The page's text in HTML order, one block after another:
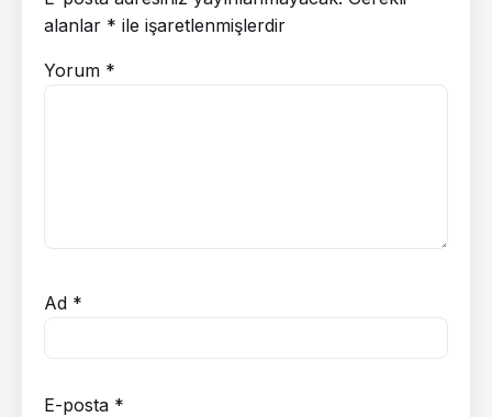
alanlar * ile işaretlenmişlerdir
Yorum *
Ad *
E-posta *